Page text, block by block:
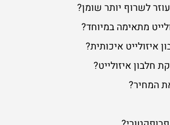
לשרוף יותר שומן?
מתאימה במיוחד?
איזולייט איכותית?
חלבון איזולייט?
המחיר?